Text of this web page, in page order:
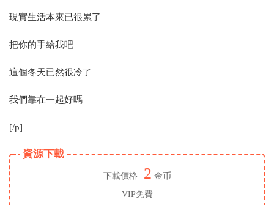
現實生活本來已很累了
把你的手給我吧
這個冬天已然很冷了
我們靠在一起好嗎
[/p]
資源下載
下載價格 2 金币
VIP免費